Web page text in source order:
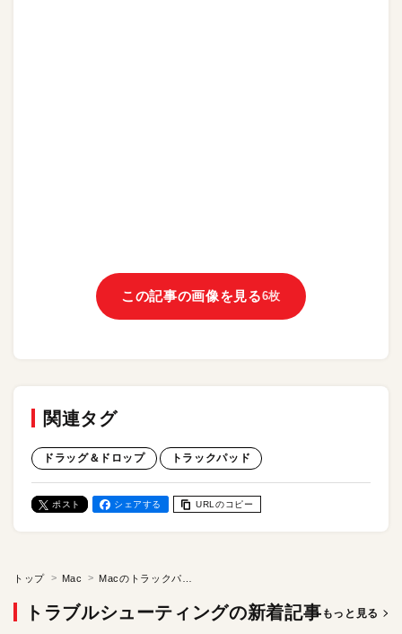
この記事の画像を見る6枚
関連タグ
ドラッグ＆ドロップ トラックパッド
ポスト シェアする URLのコピー
トップ Mac Macのトラックパッドは、ファイルをドラッグして移動させるのが難しい…。3本指ドラッグをマスターしたら快適かも！
トラブルシューティングの新着記事 もっと見る